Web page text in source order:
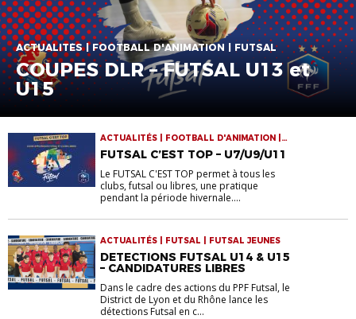
ACTUALITÉS | FOOTBALL D'ANIMATION | FUTSAL
COUPES DLR – FUTSAL U13 et
U15
ACTUALITÉS | FOOTBALL D'ANIMATION |
FUTSAL C’EST TOP – U7/U9/U11
Le FUTSAL C'EST TOP permet à tous les
clubs, futsal ou libres, une pratique
pendant la période hivernale....
ACTUALITÉS | FUTSAL | FUTSAL JEUNES
DETECTIONS FUTSAL U14 & U15
– CANDIDATURES LIBRES
Dans le cadre des actions du PPF Futsal, le
District de Lyon et du Rhône lance les
détections Futsal en c...